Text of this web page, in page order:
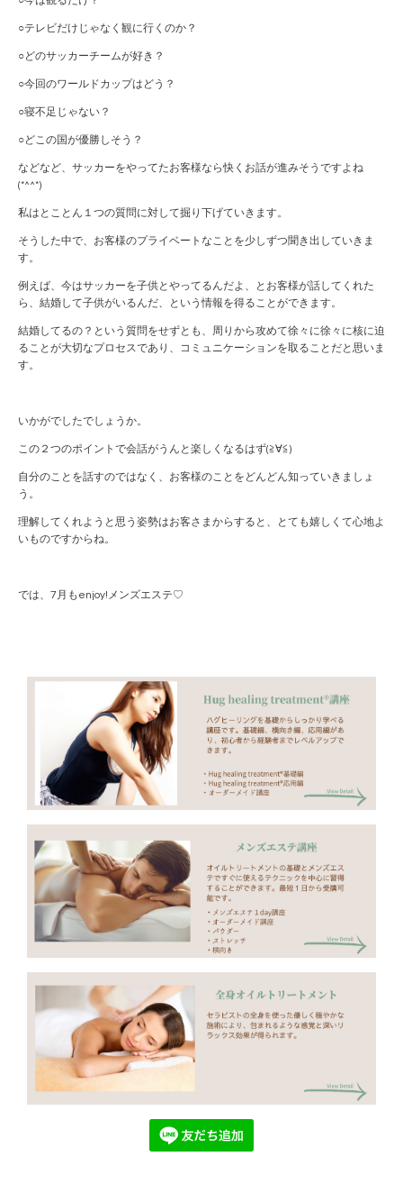
○テレビだけじゃなく観に行くのか？
○どのサッカーチームが好き？
○今回のワールドカップはどう？
○寝不足じゃない？
○どこの国が優勝しそう？
などなど、サッカーをやってたお客様なら快くお話が進みそうですよね
(*^^*)
私はとことん１つの質問に対して掘り下げていきます。
そうした中で、お客様のプライベートなことを少しずつ聞き出していきま
す。
例えば、今はサッカーを子供とやってるんだよ、とお客様が話してくれた
ら、結婚して子供がいるんだ、という情報を得ることができます。
結婚してるの？という質問をせずとも、周りから攻めて徐々に徐々に核に迫
ることが大切なプロセスであり、コミュニケーションを取ることだと思いま
す。
いかがでしたでしょうか。
この２つのポイントで会話がうんと楽しくなるはず(≧∀≦)
自分のことを話すのではなく、お客様のことをどんどん知っていきましょ
う。
理解してくれようと思う姿勢はお客さまからすると、とても嬉しくて心地よ
いものですからね。
では、7月もenjoy!メンズエステ♡